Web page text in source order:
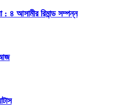
: ৪ আসামীর রিমান্ড সম্পন্ন
আজ